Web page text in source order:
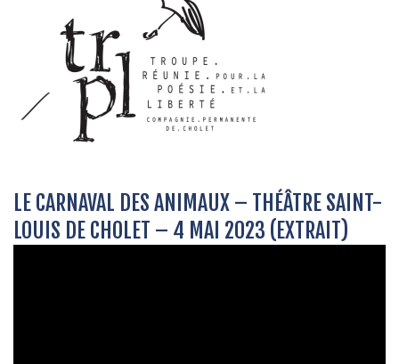
LE CARNAVAL DES ANIMAUX – THÉÂTRE SAINT-
LOUIS DE CHOLET – 4 MAI 2023 (EXTRAIT)